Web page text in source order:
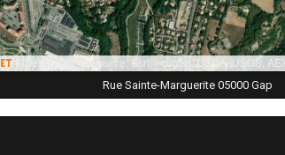
Tiles © Esri — Source: Esri, i-cubed, USDA, USGS,
Rue Sainte-Marguerite 05000 Gap